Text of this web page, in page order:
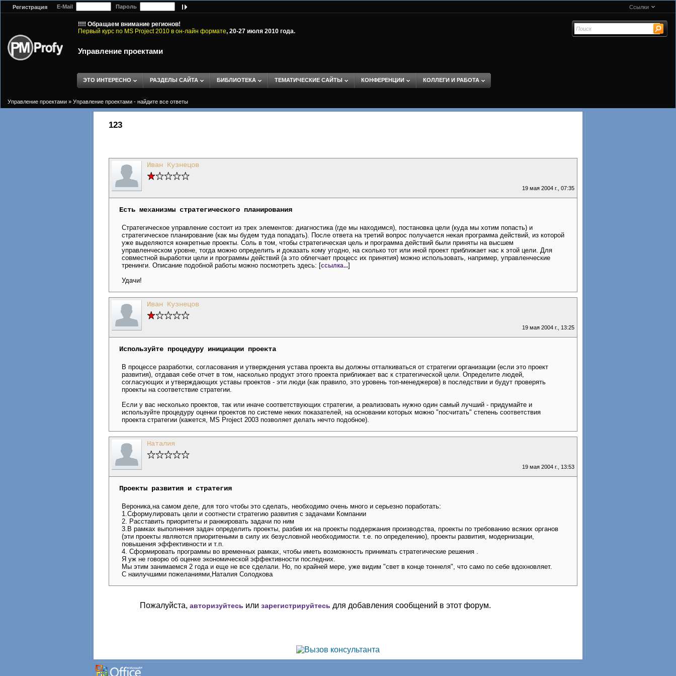
Регистрация E-Mail Пароль Ссылки
!!!! Обращаем внимание регионов!
Первый курс по MS Project 2010 в он-лайн формате, 20-27 июля 2010 года.
Управление проектами
ЭТО ИНТЕРЕСНО РАЗДЕЛЫ САЙТА БИБЛИОТЕКА ТЕМАТИЧЕСКИЕ САЙТЫ КОНФЕРЕНЦИИ КОЛЛЕГИ И РАБОТА
Управление проектами » Управление проектами - найдите все ответы
123
Иван Кузнецов
19 мая 2004 г., 07:35
Есть механизмы стратегического планирования
Стратегическое управление состоит из трех элементов: диагностика (где мы находимся), постановка цели (куда мы хотим попасть) и
стратегическое планирование (как мы будем туда попадать). После ответа на третий вопрос получается некая программа действий, из которой
уже выделяются конкретные проекты. Соль в том, чтобы стратегическая цель и программа действий были приняты на высшем
управленческом уровне, тогда можно определить и доказать кому угодно, на сколько тот или иной проект приближает нас к этой цели. Для
совместной выработки цели и программы действий (а это облегчает процесс их принятия) можно использовать, например, управленческие
тренинги. Описание подобной работы можно посмотреть здесь: [ссылка...]
Удачи!
Иван Кузнецов
19 мая 2004 г., 13:25
Используйте процедуру инициации проекта
В процессе разработки, согласования и утверждения устава проекта вы должны отталкиваться от стратегии организации (если это проект
развития), отдавая себе отчет в том, насколько продукт этого проекта приближает вас к стратегической цели. Определите людей,
согласующих и утверждающих уставы проектов - эти люди (как правило, это уровень топ-менеджеров) в последствии и будут проверять
проекты на соответствие стратегии.
Если у вас несколько проектов, так или иначе соответствующих стратегии, а реализовать нужно один самый лучший - придумайте и
используйте процедуру оценки проектов по системе неких показателей, на основании которых можно "посчитать" степень соответствия
проекта стратегии (кажется, MS Project 2003 позволяет делать нечто подобное).
Наталия
19 мая 2004 г., 13:53
Проекты развития и стратегия
Вероника,на самом деле, для того чтобы это сделать, необходимо очень много и серьезно поработать:
1.Сформулировать цели и соотнести стратегию развития с задачами Компании
2. Расставить приоритеты и ранжировать задачи по ним
3.В рамках выполнения задач определить проекты, разбив их на проекты поддержания производства, проекты по требованию всяких органов
(эти проекты являются приоритеными в силу их безусловной необходимости. т.е. по определению), проекты развития, модернизации,
повышения эффективности и т.п.
4. Сформировать программы во временных рамках, чтобы иметь возможность принимать стратегические решения .
Я уж не говорю об оценке экономической эффективности последних.
Мы этим занимаемся 2 года и еще не все сделали. Но, по крайней мере, уже видим "свет в конце тоннеля", что само по себе вдохновляет.
С наилучшими пожеланиями,Наталия Солодкова
Пожалуйста, авторизуйтесь или зарегистрируйтесь для добавления сообщений в этот форум.